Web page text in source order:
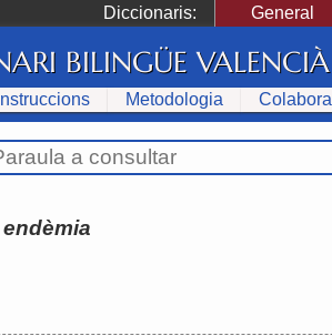
Diccionaris: General
BILINGÜE
Instruccions Metodologia
endèmia